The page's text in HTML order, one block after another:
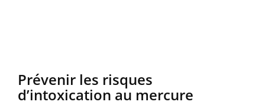
Prévenir les risques
d’intoxication au mercure